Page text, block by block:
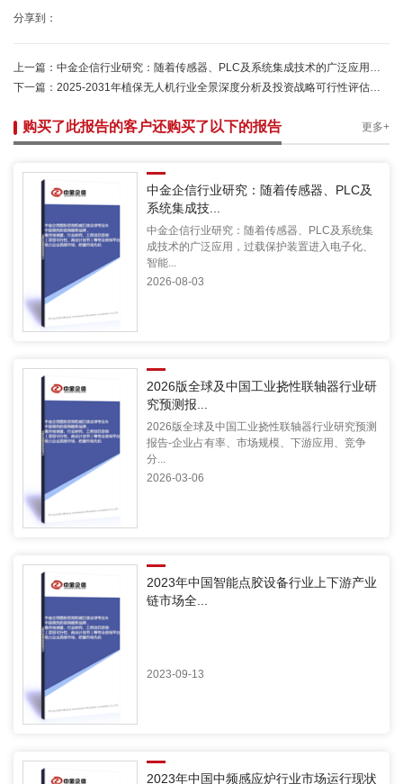
分享到：
上一篇： 中金企信行业研究：随着传感器、PLC及系统集成技术的广泛应用，过载保护装置进入电子化、智能化阶段
下一篇： 2025-2031年植保无人机行业全景深度分析及投资战略可行性评估预测报告-中金企信发布
购买了此报告的客户还购买了以下的报告 更多+
中金企信行业研究：随着传感器、PLC及
系统集成技...
中金企信行业研究：随着传感器、PLC及系统集
成技术的广泛应用，过载保护装置进入电子化、
智能...
2026-08-03
2026版全球及中国工业挠性联轴器行业研
究预测报...
2026版全球及中国工业挠性联轴器行业研究预测
报告-企业占有率、市场规模、下游应用、竞争
分...
2026-03-06
2023年中国智能点胶设备行业上下游产业
链市场全...
2023-09-13
2023年中国中频感应炉行业市场运行现状